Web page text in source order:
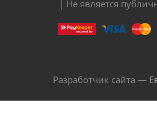
| Не является
Разработчик сайта —